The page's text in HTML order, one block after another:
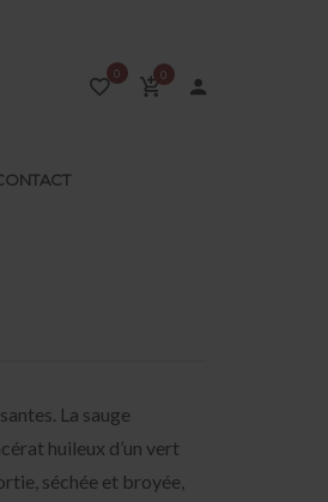
0 0
La sauge
huileux d’un vert
séchée et broyée,